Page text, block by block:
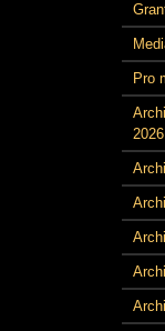
Pro
2026